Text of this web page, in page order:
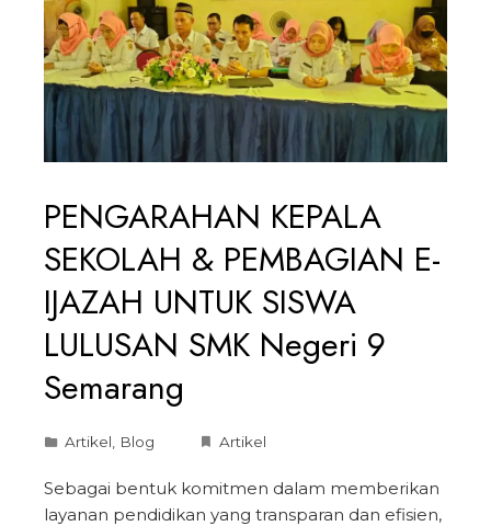
PENGARAHAN KEPALA
SEKOLAH & PEMBAGIAN E-
IJAZAH UNTUK SISWA
LULUSAN SMK Negeri 9
Semarang
Artikel, Blog Artikel
Sebagai bentuk komitmen dalam memberikan
layanan pendidikan yang transparan dan efisien,